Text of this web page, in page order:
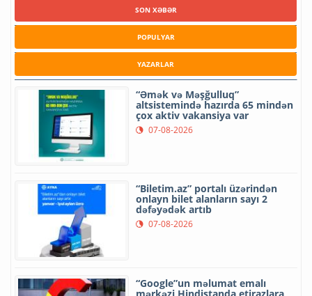
SON XƏBƏR
POPULYAR
YAZARLAR
“Əmək və Məşğulluq”
altsistemində hazırda 65 mindən
çox aktiv vakansiya var
07-08-2026
“Biletim.az” portalı üzərindən
onlayn bilet alanların sayı 2
dəfəyədək artıb
07-08-2026
“Google”un məlumat emalı